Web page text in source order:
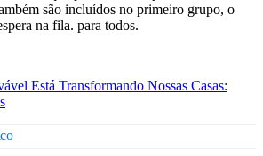
são incluídos no primeiro grupo, o
na fila. para todos.
Está Transformando Nossas Casas: